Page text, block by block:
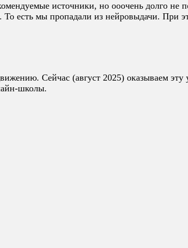
источники, но ооочень долго не
есть мы пропадали из нейровыдачи. При
Сейчас (август 2025) оказываем
школы.